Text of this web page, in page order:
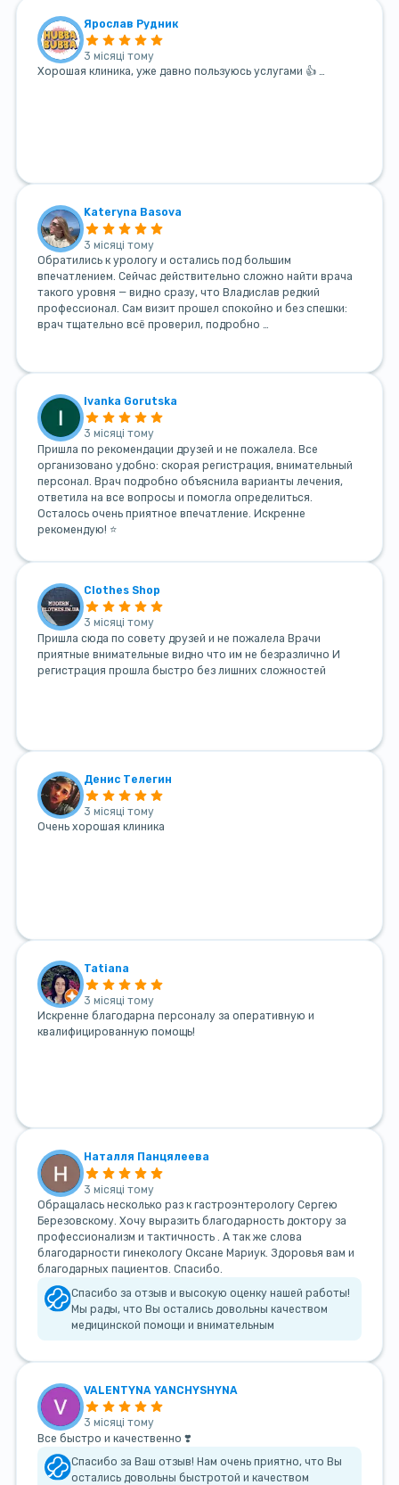
Ярослав Рудник
3 місяці тому
Хорошая клиника, уже давно пользуюсь услугами 👍 …
Kateryna Basova
3 місяці тому
Обратились к урологу и остались под большим
впечатлением. Сейчас действительно сложно найти врача
такого уровня — видно сразу, что Владислав редкий
профессионал. Сам визит прошел спокойно и без спешки:
врач тщательно всё проверил, подробно …
Ivanka Gorutska
3 місяці тому
Пришла по рекомендации друзей и не пожалела. Все
организовано удобно: скорая регистрация, внимательный
персонал. Врач подробно объяснила варианты лечения,
ответила на все вопросы и помогла определиться.
Осталось очень приятное впечатление. Искренне
рекомендую! ⭐
Clothes Shop
3 місяці тому
Пришла сюда по совету друзей и не пожалела Врачи
приятные внимательные видно что им не безразлично И
регистрация прошла быстро без лишних сложностей
Денис Телегин
3 місяці тому
Очень хорошая клиника
Tatiana
3 місяці тому
Искренне благодарна персоналу за оперативную и
квалифицированную помощь!
Наталля Панцялеева
3 місяці тому
Обращалась несколько раз к гастроэнтерологу Сергею
Березовскому. Хочу выразить благодарность доктору за
профессионализм и тактичность . А так же слова
благодарности гинекологу Оксане Мариук. Здоровья вам и
благодарных пациентов. Спасибо.
Спасибо за отзыв и высокую оценку нашей работы!
Мы рады, что Вы остались довольны качеством
медицинской помощи и внимательным
VALENTYNA YANCHYSHYNA
3 місяці тому
Все быстро и качественно ❣️
Спасибо за Ваш отзыв! Нам очень приятно, что Вы
остались довольны быстротой и качеством